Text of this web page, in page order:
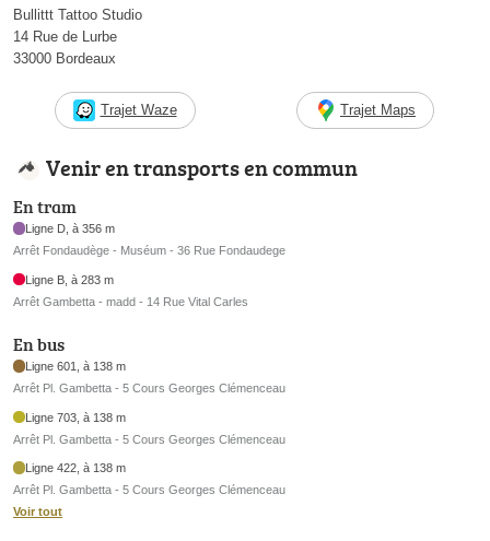
Bullittt Tattoo Studio
14 Rue de Lurbe
33000 Bordeaux
Trajet Waze Trajet Maps
Venir en transports en commun
En tram
Ligne D, à 356 m
Arrêt Fondaudège - Muséum - 36 Rue Fondaudege
Ligne B, à 283 m
Arrêt Gambetta - madd - 14 Rue Vital Carles
En bus
Ligne 601, à 138 m
Arrêt Pl. Gambetta - 5 Cours Georges Clémenceau
Ligne 703, à 138 m
Arrêt Pl. Gambetta - 5 Cours Georges Clémenceau
Ligne 422, à 138 m
Arrêt Pl. Gambetta - 5 Cours Georges Clémenceau
Voir tout